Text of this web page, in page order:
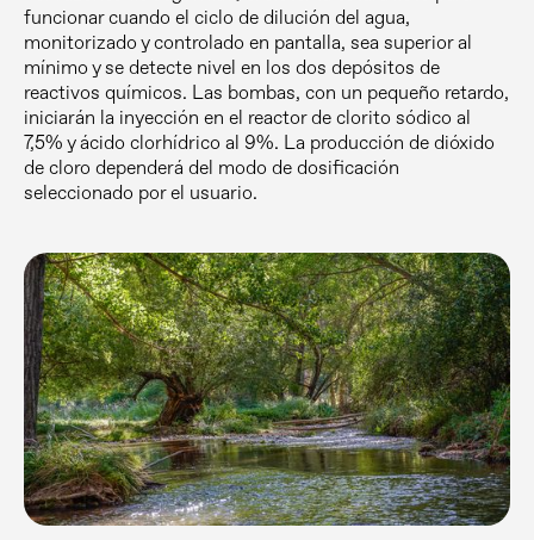
funcionar cuando el ciclo de dilución del agua,
monitorizado y controlado en pantalla, sea superior al
mínimo y se detecte nivel en los dos depósitos de
reactivos químicos. Las bombas, con un pequeño retardo,
iniciarán la inyección en el reactor de clorito sódico al
7,5% y ácido clorhídrico al 9%. La producción de dióxido
de cloro dependerá del modo de dosificación
seleccionado por el usuario.